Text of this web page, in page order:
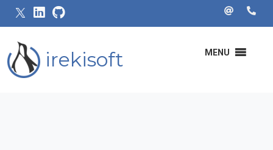
irekisoft MENU